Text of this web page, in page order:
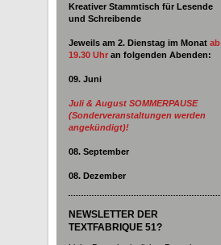
Kreativer Stammtisch für Lesende
und Schreibende
Jeweils am 2. Dienstag im Monat ab
19.30 Uhr an folgenden Abenden:
09. Juni
Juli & August SOMMERPAUSE
(Sonderveranstaltungen werden
angekündigt)!
08. September
08. Dezember
NEWSLETTER DER
TEXTFABRIQUE 51?